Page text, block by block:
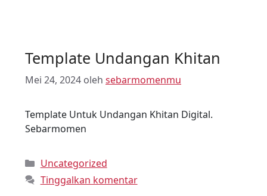
Template Undangan Khitan
Mei 24, 2024 oleh sebarmomenmu
Template Untuk Undangan Khitan Digital.
Sebarmomen
Uncategorized
Tinggalkan komentar